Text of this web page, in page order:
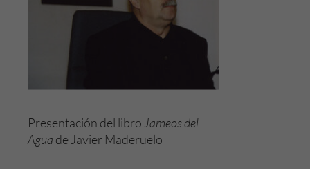
Presentación del libro Jameos del
Agua de Javier Maderuelo